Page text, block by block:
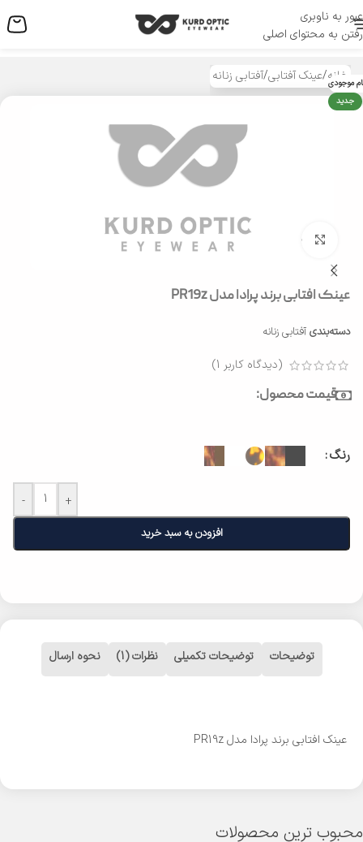
عبور به ناوبری
رفتن به محتوای اصلی
منو
خانه/عینک آفتابی/آفتابی زنانه
موجودی
جدید
بزرگنمایی تصویر
عینک افتابی برند پرادا مدل PR19z
دسته‌بندی آفتابی زنانه
(دیدگاه کاربر 1
)
قیمت محصول:
رنگ
- +
افزودن به سبد خرید
توضیحات توضیحات تکمیلی نظرات (1) نحوه ارسال
عینک افتابی برند پرادا مدل PR19z
محبوب ترین محصولات